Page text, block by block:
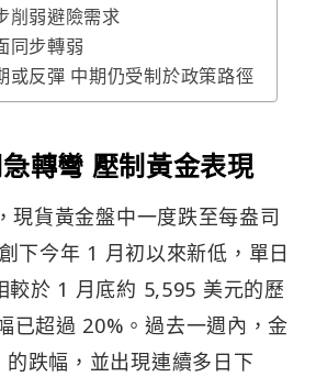
削弱避險需求
同步轉弱
或反彈 中期仍受制於政策路徑
轉彎 壓制黃金表現
現貨黃金盤中一度跌至每盎司
下今年 1 月初以來新低，單日
較於 1 月底約 5,595 美元的歷
已超過 20%。過去一週內，金
跌幅，並出現連續多日下